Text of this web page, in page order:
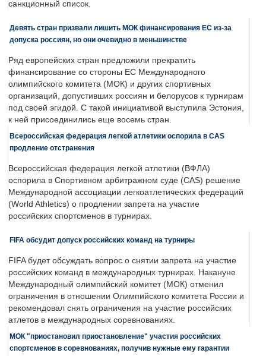
санкционный список.
Девять стран призвали лишить МОК финансирования ЕС из-за
допуска россиян, но они очевидно в меньшинстве
Ряд европейских стран предложили прекратить
финансирование со стороны ЕС Международного
олимпийского комитета (МОК) и других спортивных
организаций, допустивших россиян и белорусов к турнирам
под своей эгидой. С такой инициативой выступила Эстония,
к ней присоединились еще восемь стран.
Всероссийская федерация легкой атлетики оспорила в CAS
продление отстранения
Всероссийская федерация легкой атлетики (ВФЛА)
оспорила в Спортивном арбитражном суде (CAS) решение
Международной ассоциации легкоатлетических федераций
(World Athletics) о продлении запрета на участие
российских спортсменов в турнирах.
FIFA обсудит допуск российских команд на турниры
FIFA будет обсуждать вопрос о снятии запрета на участие
российских команд в международных турнирах. Накануне
Международный олимпийский комитет (МОК) отменил
ограничения в отношении Олимпийского комитета России и
рекомендовал снять ограничения на участие российских
атлетов в международных соревнованиях.
МОК "приостановил приостановление" участия российских
спортсменов в соревнованиях, получив нужные ему гарантии